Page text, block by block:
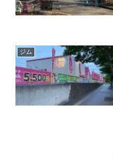
ジム